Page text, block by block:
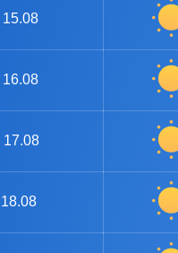
15.08
16.08
17.08
18.08